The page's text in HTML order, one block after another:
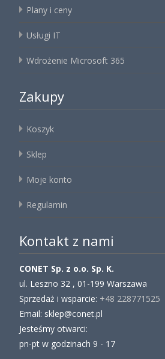
Plany i ceny
Usługi IT
Wdrożenie Microsoft 365
Zakupy
Koszyk
Sklep
Moje konto
Regulamin
Kontakt z nami
CONET Sp. z o.o. Sp. K.
ul. Leszno 32 , 01-199 Warszawa
Sprzedaż i wsparcie: +48 228771525
Email: sklep@conet.pl
Jesteśmy otwarci:
pn-pt w godzinach 9 - 17